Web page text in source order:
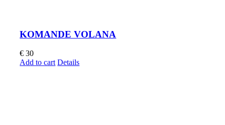
KOMANDE VOLANA
€ 30
Add to cart Details